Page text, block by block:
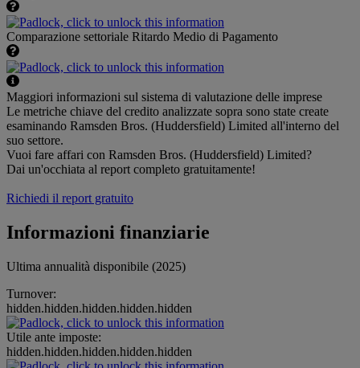
Comparazione settoriale Ritardo Medio di Pagamento
Maggiori informazioni sul sistema di valutazione delle imprese
Le metriche chiave del credito analizzate sopra sono state create
esaminando Ramsden Bros. (Huddersfield) Limited all'interno del
suo settore.
Vuoi fare affari con Ramsden Bros. (Huddersfield) Limited?
Dai un'occhiata al report completo gratuitamente!
Richiedi il report gratuito
Informazioni finanziarie
Ultima annualità disponibile (2025)
Turnover:
hidden.hidden.hidden.hidden.hidden
Utile ante imposte:
hidden.hidden.hidden.hidden.hidden